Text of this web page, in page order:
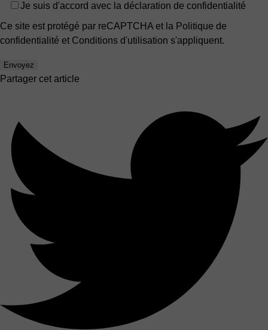
Privacy
Je suis d'accord avec la déclaration de confidentialité
Ce site est protégé par reCAPTCHA et la Politique de
confidentialité et Conditions d'utilisation s'appliquent.
Envoyez
Partager cet article